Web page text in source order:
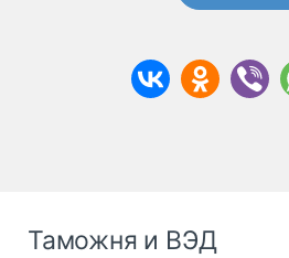
Таможня и ВЭД